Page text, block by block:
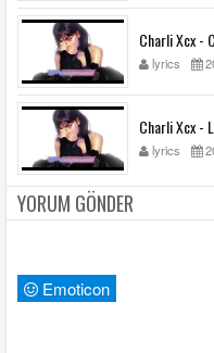
Charli Xcx -
lyrics
Charli Xcx -
lyrics
YORUM GÖNDER
Emoticon